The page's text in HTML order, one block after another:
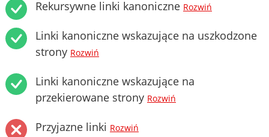
Rekursywne linki kanoniczne Rozwiń
Linki kanoniczne wskazujące na uszkodzone
strony Rozwiń
Linki kanoniczne wskazujące na
przekierowane strony Rozwiń
Przyjazne linki Rozwiń